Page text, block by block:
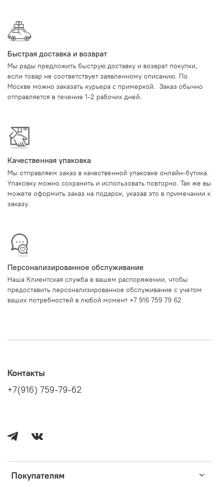
Быстрая доставка и возврат
Мы рады предложить быструю доставку и возврат покупки,
если товар не соответствует заявленному описанию. По
Москве можно заказать курьера с примеркой. Заказ обычно
отправляется в течение 1-2 рабочих дней.
Качественная упаковка
Мы отправляем заказ в качественной упаковке онлайн-бутика.
Упаковку можно сохранить и использовать повторно. Так же вы
можете оформить заказ на подарок, указав это в примечании к
заказу.
Персонализированное обслуживание
Наша Клиентская служба в вашем распоряжении, чтобы
предоставить персонализированное обслуживание с учетом
ваших потребностей в любой момент +7 916 759 79 62
Покупателям
Контакты
+7(916) 759-79-62